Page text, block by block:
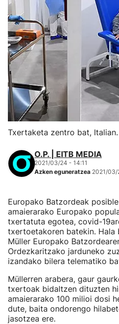
Txertaketa zentro bat, Italian.
O.P. | EITB MEDIA
2021/03/24 - 14:11
Azken eguneratzea 2021/03/
Europako Batzordeak
amaierarako Europako
txertatuta egotea, covid-
txertoetakoren batekin. Hala
Müller Europako
Ordezkaritzako jarduneko
izandako bilera telematiko
Müllerren arabera, gaur
txertoak bidaltzen dituzten
amaierarako 100 milioi dosi
dute, baita ondorengo
jasotzea ere.